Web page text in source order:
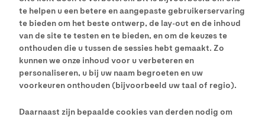
te helpen u een betere en aangepaste gebruikerservaring
te bieden om het beste ontwerp, de lay-out en de inhoud
van de site te testen en te bieden, en om de keuzes te
onthouden die u tussen de sessies hebt gemaakt. Zo
kunnen we onze inhoud voor u verbeteren en
personaliseren, u bij uw naam begroeten en uw
voorkeuren onthouden (bijvoorbeeld uw taal of regio).
Daarnaast zijn bepaalde cookies van derden nodig om